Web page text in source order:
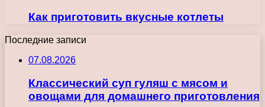
Как приготовить вкусные котлеты
Последние записи
07.08.2026
Классический суп гуляш с мясом и
овощами для домашнего приготовления